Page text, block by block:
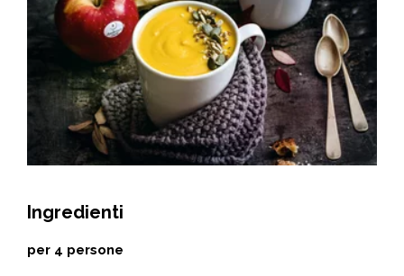
Ingredienti
per 4 persone